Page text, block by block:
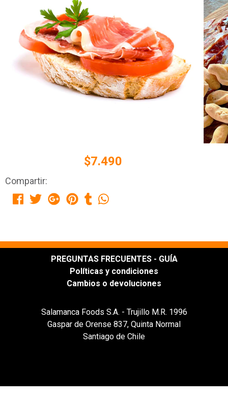
$7.490
Compartir:
PREGUNTAS FRECUENTES - GUÍA
Políticas y condiciones
Cambios o devoluciones
Salamanca Foods S.A. - Trujillo M.R. 1996
Gaspar de Orense 837, Quinta Normal
Santiago de Chile